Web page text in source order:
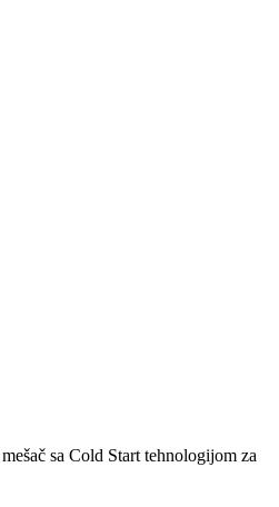
sa Cold Start tehnologijom za